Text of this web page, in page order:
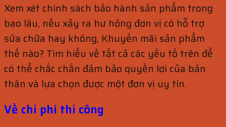
Xem xét chính sách bảo hành sản phẩm trong
bao lâu, nếu xảy ra hư hỏng đơn vị có hỗ trợ
sửa chữa hay không, Khuyến mãi sản phẩm
thế nào? Tìm hiểu về tất cả các yếu tố trên để
có thể chắc chắn đảm bảo quyền lợi của bản
thân và lựa chọn được một đơn vị uy tín.
Về chi phí thi công